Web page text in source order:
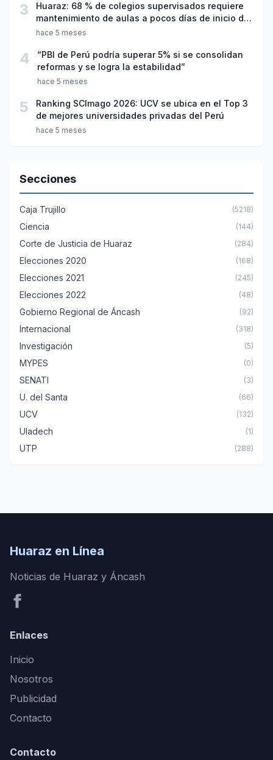
3
Huaraz: 68 % de colegios supervisados requiere
mantenimiento de aulas a pocos días de inicio del
año escolar 2026
hace 5 meses
4
“PBI de Perú podría superar 5% si se consolidan
reformas y se logra la estabilidad”
hace 5 meses
5
Ranking SCImago 2026: UCV se ubica en el Top 3
de mejores universidades privadas del Perú
hace 5 meses
Secciones
Caja Trujillo (5218)
Ciencia (144)
Corte de Justicia de Huaraz (284)
Elecciones 2020 (168)
Elecciones 2021 (245)
Elecciones 2022 (48)
Gobierno Regional de Áncash (92)
Internacional (318)
Investigación (5)
MYPES (0)
SENATI (3)
U. del Santa (66)
UCV (132)
Uladech (1)
UTP (288)
Huaraz en Línea
Noticias de Huaraz y Áncash
Enlaces
Inicio
Nosotros
Publicidad
Contacto
Contacto